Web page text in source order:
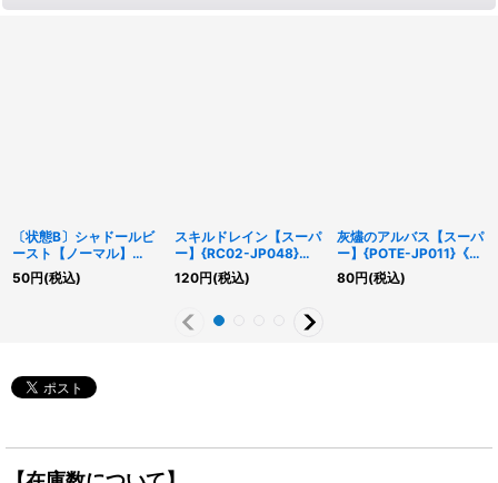
〔状態B〕シャドールビ
ースト【ノーマル】
{SD37-JP008}《モン
スター》
50円(税込)
スキルドレイン【スーパ
ー】{RC02-JP048}
《罠》
120円(税込)
灰燼のアルバス【スーパ
ー】{POTE-JP011}《モ
ンスター》
80円(税込)